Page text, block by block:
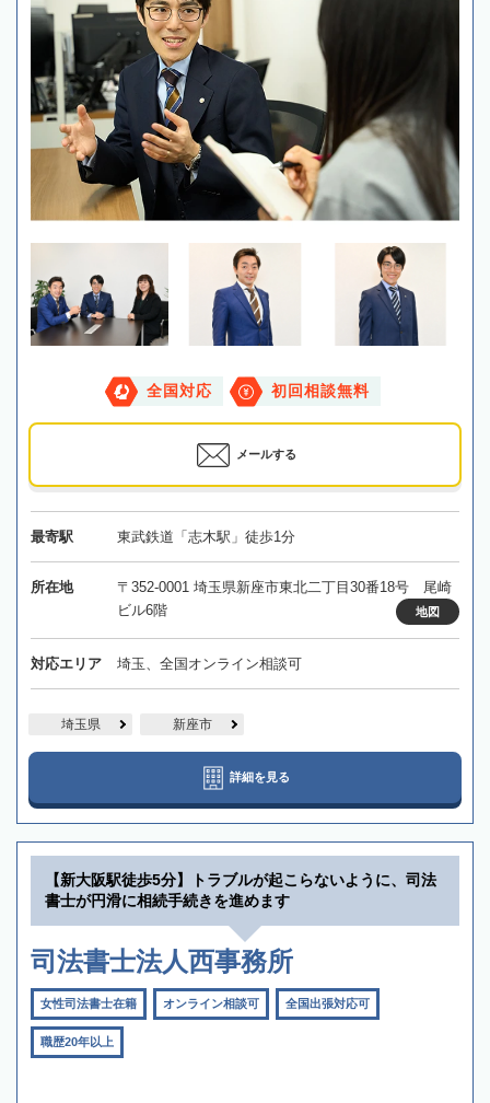
全国対応 初回相談無料
メールする
最寄駅 東武鉄道「志木駅」徒歩1分
所在地
〒352-0001 埼玉県新座市東北二丁目30番18号 尾崎
ビル6階
地図
対応エリア 埼玉、全国オンライン相談可
埼玉県 新座市
詳細を見る
【新大阪駅徒歩5分】トラブルが起こらないように、司法
書士が円滑に相続手続きを進めます
司法書士法人西事務所
女性司法書士在籍 オンライン相談可 全国出張対応可
職歴20年以上